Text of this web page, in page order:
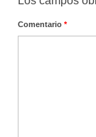
Comentario *